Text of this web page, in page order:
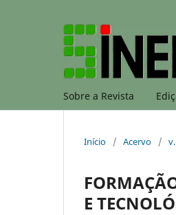
Sobre a Revista
Início / Acervo /
E